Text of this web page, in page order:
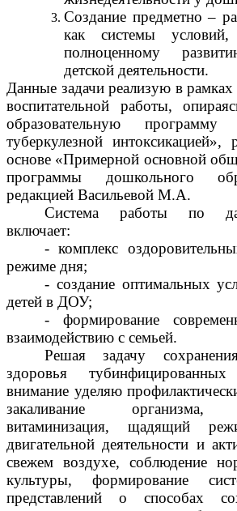
Создание предметно –
как системы условий,
полноценному
детской деятельности.
Данные задачи реализую в
воспитательной работы,
образовательную
туберкулезной интоксикацией»,
основе «Примерной основной
программы дошкольного
редакцией Васильевой М.А.
Система работы по
включает:
- комплекс
режиме дня;
- создание оптимальных
детей в ДОУ;
- формирование
взаимодействию с семьей.
Решая задачу
здоровья
внимание уделяю
закаливание организма,
витаминизация, щадящий
двигательной деятельности и
свежем воздухе, соблюдение
культуры, формирование
представлений о способах